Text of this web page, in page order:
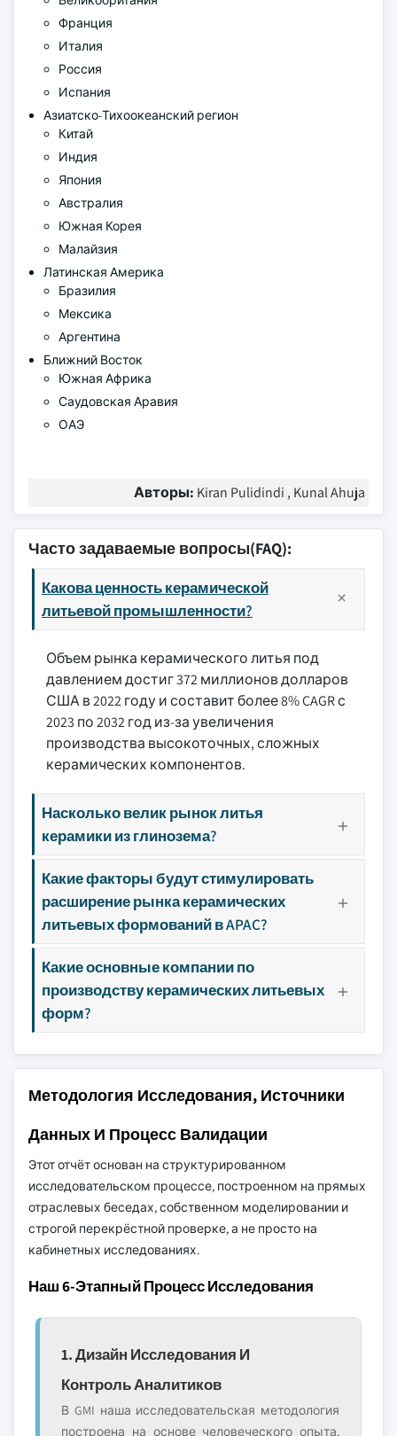
Франция
Италия
Россия
Испания
Азиатско-Тихоокеанский регион
Китай
Индия
Япония
Австралия
Южная Корея
Малайзия
Латинская Америка
Бразилия
Мексика
Аргентина
Ближний Восток
Южная Африка
Саудовская Аравия
ОАЭ
Авторы: Kiran Pulidindi , Kunal Ahuja
Часто задаваемые вопросы(FAQ):
Какова ценность керамической
литьевой промышленности?
Объем рынка керамического литья под
давлением достиг 372 миллионов долларов
США в 2022 году и составит более 8% CAGR с
2023 по 2032 год из-за увеличения
производства высокоточных, сложных
керамических компонентов.
Насколько велик рынок литья
керамики из глинозема?
Какие факторы будут стимулировать
расширение рынка керамических
литьевых формований в APAC?
Какие основные компании по
производству керамических литьевых
форм?
Методология Исследования, Источники
Данных И Процесс Валидации
Этот отчёт основан на структурированном
исследовательском процессе, построенном на прямых
отраслевых беседах, собственном моделировании и
строгой перекрёстной проверке, а не просто на
кабинетных исследованиях.
Наш 6-Этапный Процесс Исследования
1. Дизайн Исследования И
Контроль Аналитиков
В GMI наша исследовательская методология
построена на основе человеческого опыта,